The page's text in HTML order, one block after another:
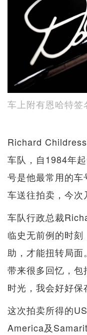
车上附有恩哈特签
Richard
车队，自1984年
号是他最常用的
车送往拍卖，今次
车队行政总裁
临史无前例的时
助，才能扭转局
带来很多回忆，
时光，我会好好保
这次拍卖所得的
America及